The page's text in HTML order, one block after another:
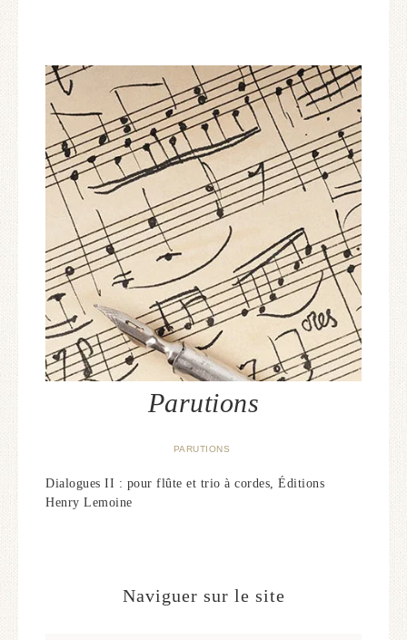
Parutions
PARUTIONS
Dialogues II : pour flûte et trio à cordes, Éditions
Henry Lemoine
Naviguer sur le site